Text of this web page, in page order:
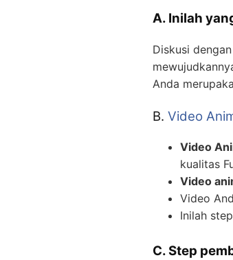
A. Inilah
Diskusi dengan
Anda
B. Video
Video
kualitas
Video
Video
Inilah
C. Step